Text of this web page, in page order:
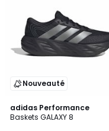
Nouveauté
adidas Performance
Baskets GALAXY 8
4,9
/ 5
2
Couleurs